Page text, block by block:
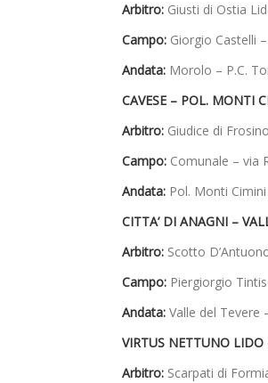
Arbitro: Giusti di Ostia
Campo: Giorgio Castelli
Andata: Morolo – P.C.
CAVESE – POL. MONTI
Arbitro: Giudice di
Campo: Comunale – via
Andata: Pol. Monti
CITTA’ DI ANAGNI –
Arbitro: Scotto
Campo: Piergiorgio
Andata: Valle del Tevere
VIRTUS NETTUNO LIDO
Arbitro: Scarpati di